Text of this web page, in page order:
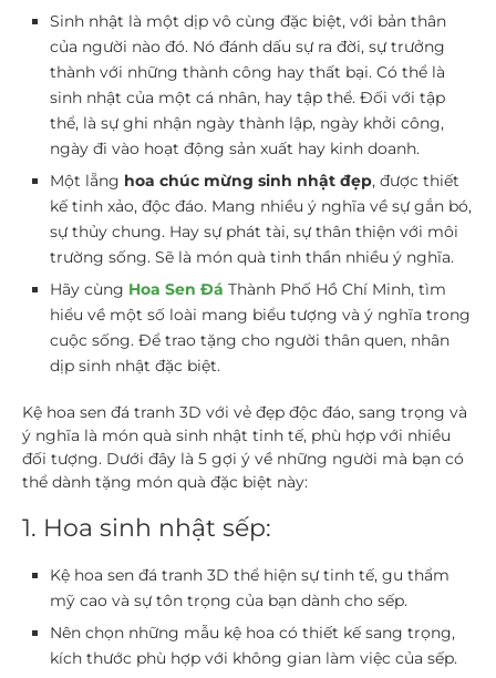
Sinh nhật là một dịp vô cùng đặc biệt, với bản thân
của người nào đó. Nó đánh dấu sự ra đời, sự trưởng
thành với những thành công hay thất bại. Có thể là
sinh nhật của một cá nhân, hay tập thể. Đối với tập
thể, là sự ghi nhận ngày thành lập, ngày khởi công,
ngày đi vào hoạt động sản xuất hay kinh doanh.
Một lẵng hoa chúc mừng sinh nhật đẹp, được thiết
kế tinh xảo, độc đáo. Mang nhiều ý nghĩa về sự gắn bó,
sự thủy chung. Hay sự phát tài, sự thân thiện với môi
trường sống. Sẽ là món quà tinh thần nhiều ý nghĩa.
Hãy cùng Hoa Sen Đá Thành Phố Hồ Chí Minh, tìm
hiểu về một số loài mang biểu tượng và ý nghĩa trong
cuộc sống. Để trao tặng cho người thân quen, nhân
dịp sinh nhật đặc biệt.
Kệ hoa sen đá tranh 3D với vẻ đẹp độc đáo, sang trọng và
ý nghĩa là món quà sinh nhật tinh tế, phù hợp với nhiều
đối tượng. Dưới đây là 5 gợi ý về những người mà bạn có
thể dành tặng món quà đặc biệt này:
1. Hoa sinh nhật sếp:
Kệ hoa sen đá tranh 3D thể hiện sự tinh tế, gu thẩm
mỹ cao và sự tôn trọng của bạn dành cho sếp.
Nên chọn những mẫu kệ hoa có thiết kế sang trọng,
kích thước phù hợp với không gian làm việc của sếp.